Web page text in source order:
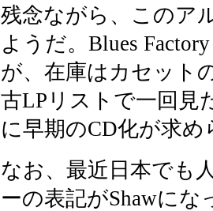
残念ながら、このア
ようだ。Blues
が、在庫はカセット
古LPリストで一回見
に早期のCD化が求め
なお、最近日本でも
ーの表記がShawに